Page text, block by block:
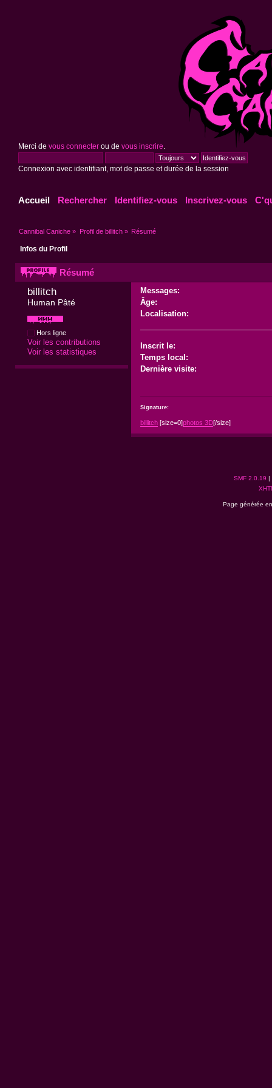
Merci de vous connecterou de vous inscrire
Connexion avec identifiant, mot de passe et durée de la session
Accueil Rechercher Identifiez-vous Inscrivez-vous
Cannibal Caniche » Profil de billitch» Résumé
Infos du Profil
Résumé
billitch
Human Pâté
Hors ligne
Voir les contributions
Voir les statistiques
Messages:
Âge:
Localisation:
Inscrit le:
Temps local:
Dernière visite:
Signature:
billitch[size=0]photos 3D[/size]
SMF 2.0.19 |
Page générée